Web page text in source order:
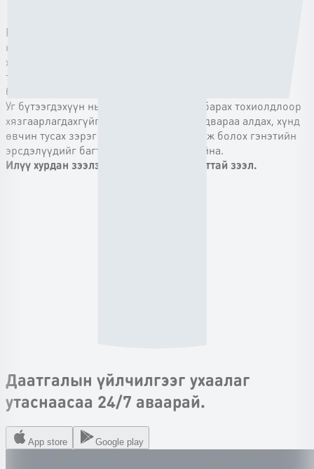
Pocket аппликейшн энэхүү шийдлийг зах зээлд
нэвтрүүлэн 14 хоногийн дотор 10,000 иргэнийг
хамгаалалттай болгож чадсан нь санхүүгийн салбарт
технологийн хэрэглээг дэмжиж, инновацыг түүчээлэгч
байгууллага гэдгээ дахин харуулж байна.
Уг бүтээгдэхүүн нь цаашид зөвхөн нас барах тохиолдлоор
хязгаарлагдахгүйгээр хөдөлмөрийн чадвараа алдах, хүнд
өвчин тусах зэрэг хүний амьдралд үүсэж болох гэнэтийн
эрсдэлүүдийг багтаахаар төлөвлөж байна.
Илүү хурдан зээлээс - Илүү хамгаалалттай зээл.
Даатгалын үйлчилгээг ухаалаг
утаснаасаа 24/7 аваарай.
App store Google play